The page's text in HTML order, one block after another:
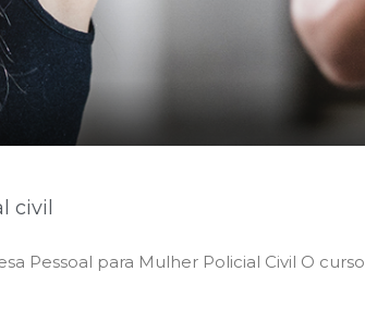
civil
Pessoal para Mulher Policial Civil O curso